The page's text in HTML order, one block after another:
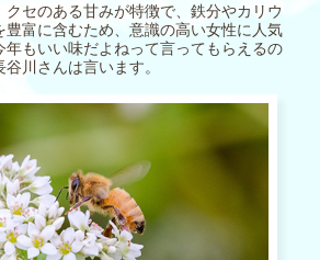
クセのある甘みが特徴で、鉄分やカリウ
豊富に含むため、意識の高い女性に人気
年もいい味だよねって言ってもらえるの
川さんは言います。